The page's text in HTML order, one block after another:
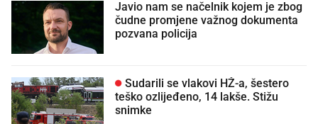
Javio nam se načelnik kojem je zbog
čudne promjene važnog dokumenta
pozvana policija
Sudarili se vlakovi HŽ-a, šestero
teško ozlijeđeno, 14 lakše. Stižu
snimke